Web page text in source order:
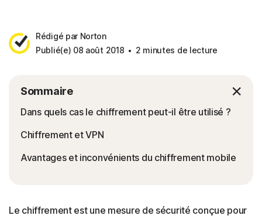
Rédigé par Norton
Publié(e) 08 août 2018
2 minutes de lecture
Sommaire
Dans quels cas le chiffrement peut-il être utilisé ?
Chiffrement et VPN
Avantages et inconvénients du chiffrement mobile
Le chiffrement est une mesure de sécurité conçue pour